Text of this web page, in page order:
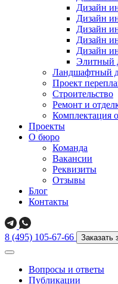
Дизайн
Дизайн
Дизайн
Дизайн
Дизайн
Элитный
Ландшафтный
Проект
Строительство
Ремонт и
Комплектация
Проекты
О бюро
Команда
Вакансии
Реквизиты
Отзывы
Блог
Контакты
8 (495) 105-67-66 Заказать
Вопросы и ответы
Публикации